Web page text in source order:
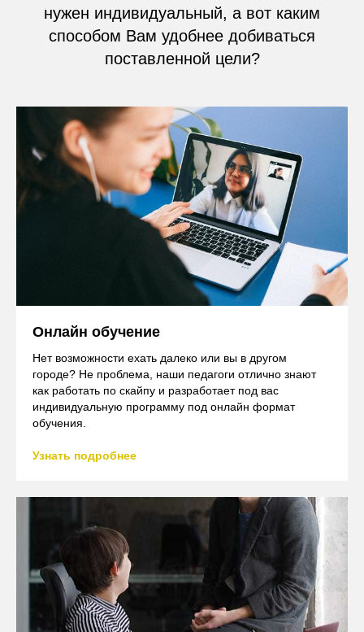
нужен индивидуальный, а вот каким
способом Вам удобнее добиваться
поставленной цели?
Онлайн обучение
Нет возможности ехать далеко или вы в другом
городе? Не проблема, наши педагоги отлично знают
как работать по скайпу и разработает под вас
индивидуальную программу под онлайн формат
обучения.
Узнать подробнее